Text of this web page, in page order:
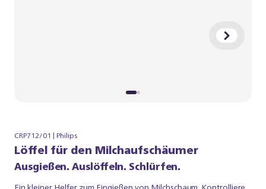
CRP712/01 | Philips
Löffel für den Milchaufschäumer
Ausgießen. Auslöffeln. Schlürfen.